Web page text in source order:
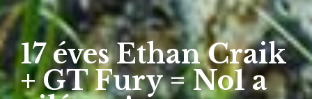
17 éves Ethan Craik
+ GT Fury = No1 a